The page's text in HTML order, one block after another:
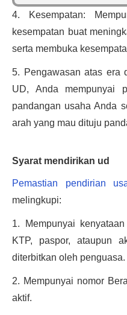
4. Kesempatan:
kesempatan buat
serta membuka
5. Pengawasan atas era
UD, Anda mempunyai
pandangan usaha Anda
arah yang mau dituju
Syarat mendirikan ud
Pemastian pendirian
melingkupi:
1. Mempunyai
KTP, paspor, ataupun
diterbitkan oleh penguasa.
2. Mempunyai nomor
aktif.